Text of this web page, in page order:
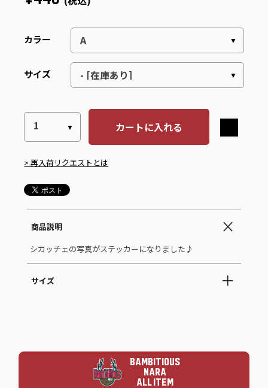
カラー
サイズ
カートに入れる
> 再入荷リクエストとは
商品説明
シカッチェの写真がステッカーになりました♪
サイズ
BAMBITIOUS
NARA
ALL ITEM